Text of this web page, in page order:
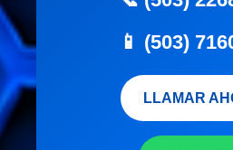
📱 (503)
LLAMAR